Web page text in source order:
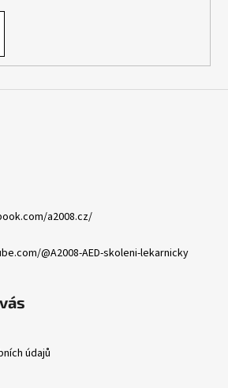
a2008.cz/
@A2008-AED-skoleni-lekarnicky
údajů